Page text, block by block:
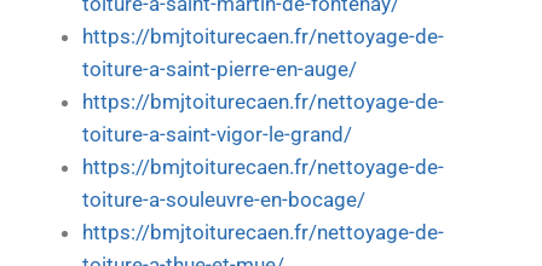
https://bmjtoiturecaen.fr/nettoyage-de-
toiture-a-saint-pierre-en-auge/
https://bmjtoiturecaen.fr/nettoyage-de-
toiture-a-saint-vigor-le-grand/
https://bmjtoiturecaen.fr/nettoyage-de-
toiture-a-souleuvre-en-bocage/
https://bmjtoiturecaen.fr/nettoyage-de-